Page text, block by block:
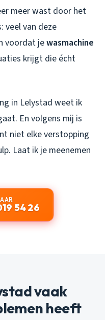
meer wast door het
veel van deze
voordat jewasmachine
krijgt die écht
in Lelystad weet ik
En volgens mij is
niet elke verstopping
Laat ik je meenemen
54 26
vaak
heeft